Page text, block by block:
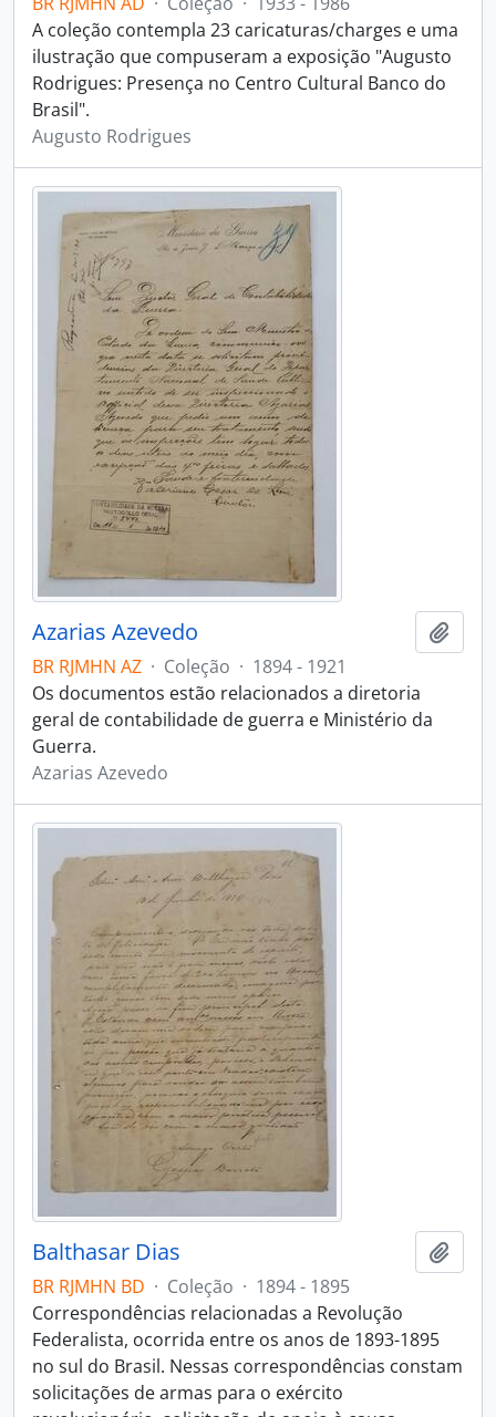
A coleção contempla 23 caricaturas/charges e uma
ilustração que compuseram a exposição "Augusto
Rodrigues: Presença no Centro Cultural Banco do
Brasil".
Augusto Rodrigues
Azarias Azevedo
BR RJMHN AZ · Coleção · 1894 - 1921
Os documentos estão relacionados a diretoria
geral de contabilidade de guerra e Ministério da
Guerra.
Azarias Azevedo
Balthasar Dias
BR RJMHN BD · Coleção · 1894 - 1895
Correspondências relacionadas a Revolução
Federalista, ocorrida entre os anos de 1893-1895
no sul do Brasil. Nessas correspondências constam
solicitações de armas para o exército